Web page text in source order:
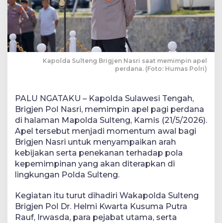
Kapolda Sulteng Brigjen Nasri saat memimpin apel
perdana. (Foto: Humas Polri)
PALU NGATAKU – Kapolda Sulawesi Tengah,
Brigjen Pol Nasri, memimpin apel pagi perdana
di halaman Mapolda Sulteng, Kamis (21/5/2026).
Apel tersebut menjadi momentum awal bagi
Brigjen Nasri untuk menyampaikan arah
kebijakan serta penekanan terhadap pola
kepemimpinan yang akan diterapkan di
lingkungan Polda Sulteng.
Kegiatan itu turut dihadiri Wakapolda Sulteng
Brigjen Pol Dr. Helmi Kwarta Kusuma Putra
Rauf, Irwasda, para pejabat utama, serta